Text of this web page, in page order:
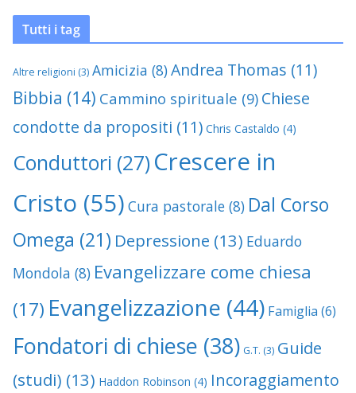
Tutti i tag
Altre religioni (3) Amicizia (8)Andrea Thomas (11)
Bibbia (14) Cammino spirituale (9) Chiese
condotte da propositi (11) Chris Castaldo (4)
Conduttori (27) Crescere in
Cristo (55) Cura pastorale (8) Dal Corso
Omega (21) Depressione (13) Eduardo
Mondola (8) Evangelizzare come chiesa
(17) Evangelizzazione (44) Famiglia (6)
Fondatori di chiese (38) G.T. (3) Guide
(studi) (13) Haddon Robinson (4) Incoraggiamento